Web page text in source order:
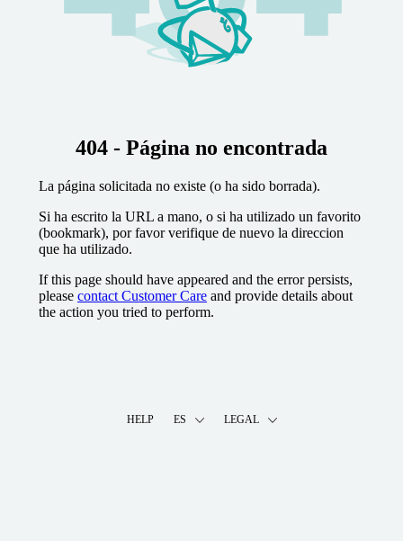
404 - Página no encontrada
La página solicitada no existe (o ha sido borrada).
Si ha escrito la URL a mano, o si ha utilizado un favorito
(bookmark), por favor verifique de nuevo la direccion
que ha utilizado.
If this page should have appeared and the error persists,
please contact Customer Care and provide details about
the action you tried to perform.
HELP ES LEGAL